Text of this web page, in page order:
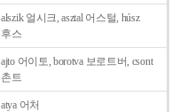
alszik 얼시크, asztal 어스털, húsz
후스
ajto 어이토, borotva 보로트버, csont
촌트
atya 어처